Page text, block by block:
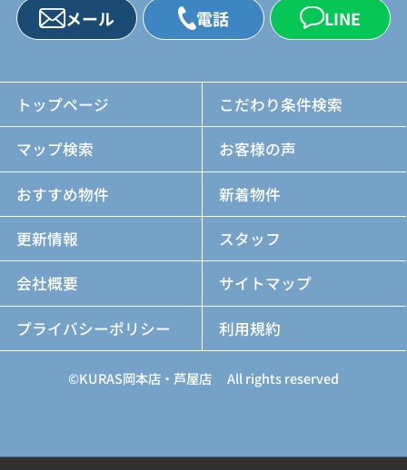
メール 電話 LINE
トップページ こだわり条件検索
マップ検索 お客様の声
おすすめ物件 新着物件
更新情報 スタッフ
会社概要 サイトマップ
プライバシーポリシー 利用規約
©KURAS岡本店・芦屋店 All rights reserved